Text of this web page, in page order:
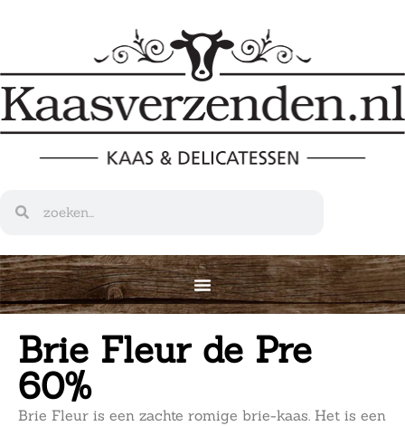
Brie Fleur de Pre
60%
Brie Fleur is een zachte romige brie-kaas. Het is een